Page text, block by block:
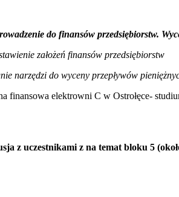
do finansów przedsiębiorstw.
założeń finansów przedsiębiorstw
narzędzi do wyceny przepływów
finansowa elektrowni C w Ostrołęce-
z uczestnikami z na temat bloku 5